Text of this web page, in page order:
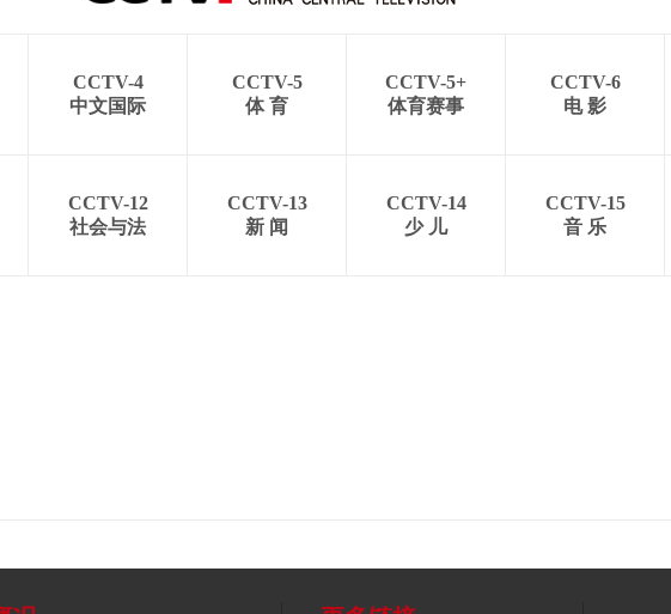
CCTV-4
中文国际
CCTV-5
体 育
CCTV-5+
体育赛事
CCTV-6
电 影
CCTV-12
社会与法
CCTV-13
新 闻
CCTV-14
少 儿
CCTV-15
音 乐